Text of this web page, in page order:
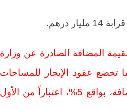
المضافة الصادرة عن وزارة
تخضع عقود الإيجار للمساحات
التجارية، «محال مكاتب»، ستخضع لضريبة القيمة المضافة، بواقع 5%، اعتباراً من الأول